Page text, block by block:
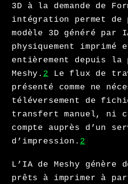
3D à la demande de
intégration permet de
modèle 3D généré par
physiquement imprimé
entièrement depuis la
Meshy. 2 Le flux de
présenté comme ne
téléversement de
transfert manuel, ni
compte auprès d’un
d’impression. 2
L’IA de Meshy génère
prêts à imprimer à